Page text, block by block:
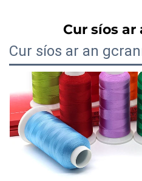
Cur síos ar
Cur síos ar an